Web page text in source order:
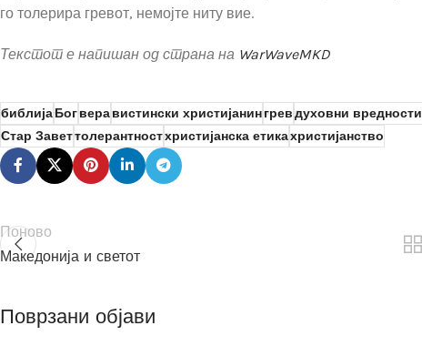
го толерира гревот, немојте ниту вие.
Текстот е напишан од страна на WarWaveMKD
библијаБогверавистински христијанингревдуховни вредности
Стар Заветтолерантностхристијанска етикахристијанство
Поново
Македонија и светот
Поврзани објави